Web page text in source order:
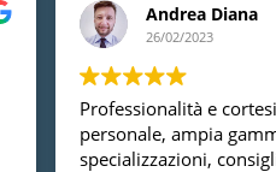
Andrea Diana
26/02/2023
Professionalità e
personale, ampia
specializzazioni,